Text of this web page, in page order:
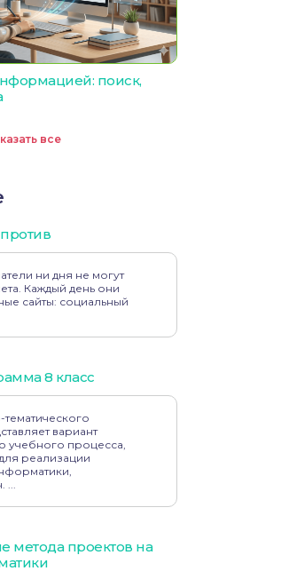
поиск,
все
ни дня не могут
Каждый день они
сайты: социальный
8 класс
вариант
учебного процесса,
реализации
метода проектов на